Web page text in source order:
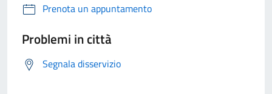
Prenota un appuntamento
Problemi in città
Segnala disservizio